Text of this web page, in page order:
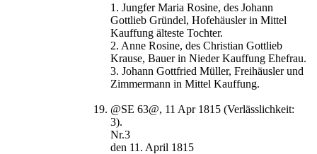
1. Jungfer Maria Rosine, des Johann
Gottlieb Gründel, Hofehäusler in Mittel
Kauffung älteste Tochter.
2. Anne Rosine, des Christian Gottlieb
Krause, Bauer in Nieder Kauffung Ehefrau.
3. Johann Gottfried Müller, Freihäusler und
Zimmermann in Mittel Kauffung.
@SE 63@, 11 Apr 1815 (Verlässlichkeit:
3).
Nr.3
den 11. April 1815